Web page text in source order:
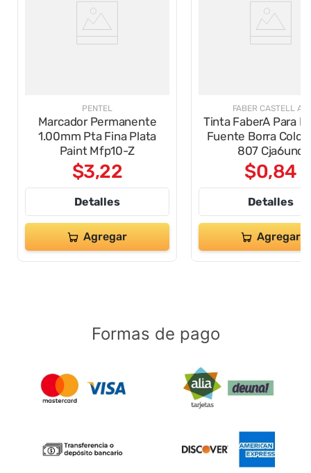
PENTEL
Marcador Permanente
1.00mm Pta Fina Plata
Paint Mfp10-Z
$3,22
Detalles
Agregar
FABER CASTELL AL.
Tinta FaberA Para
Fuente Borra Color
807 Cja6und
$0,84
Detalles
Agregar
Formas de pago